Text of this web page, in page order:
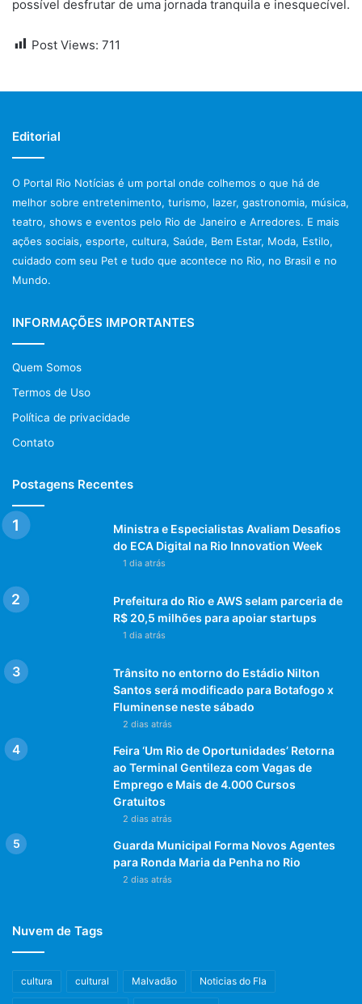
possível desfrutar de uma jornada tranquila e inesquecível.
Post Views: 711
Editorial
O Portal Rio Notícias é um portal onde colhemos o que há de
melhor sobre entretenimento, turismo, lazer, gastronomia, música,
teatro, shows e eventos pelo Rio de Janeiro e Arredores. E mais
ações sociais, esporte, cultura, Saúde, Bem Estar, Moda, Estilo,
cuidado com seu Pet e tudo que acontece no Rio, no Brasil e no
Mundo.
INFORMAÇÕES IMPORTANTES
Quem Somos
Termos de Uso
Política de privacidade
Contato
Postagens Recentes
Ministra e Especialistas Avaliam Desafios
do ECA Digital na Rio Innovation Week
1 dia atrás
Prefeitura do Rio e AWS selam parceria de
R$ 20,5 milhões para apoiar startups
1 dia atrás
Trânsito no entorno do Estádio Nilton
Santos será modificado para Botafogo x
Fluminense neste sábado
2 dias atrás
Feira ‘Um Rio de Oportunidades’ Retorna
ao Terminal Gentileza com Vagas de
Emprego e Mais de 4.000 Cursos
Gratuitos
2 dias atrás
Guarda Municipal Forma Novos Agentes
para Ronda Maria da Penha no Rio
2 dias atrás
Nuvem de Tags
cultura cultural Malvadão Noticias do Fla